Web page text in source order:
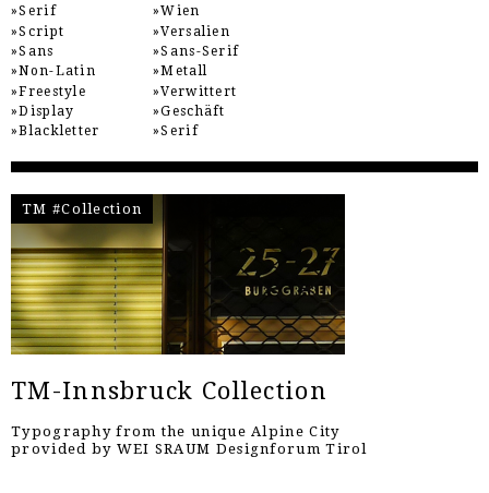
Serif
Script
Sans
Non-Latin
Freestyle
Display
Blackletter
Wien
Versalien
Sans-Serif
Metall
Verwittert
Geschäft
Serif
TM #Collection
TM-Innsbruck Collection
Typography from the unique Alpine City
provided by WEI SRAUM Designforum Tirol